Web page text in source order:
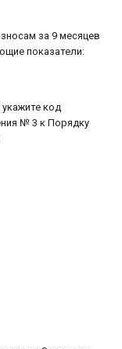
за 9 месяцев
показатели:
код
№ 3 к Порядку